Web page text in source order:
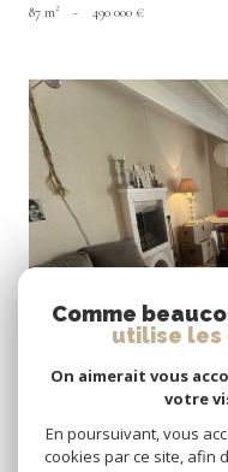
87 m² - 490 000 €
Île-d'Arz (56840)
Comme
utilise les
On aimerait vous
votre
En poursuivant, vous
cookies par ce site, afin